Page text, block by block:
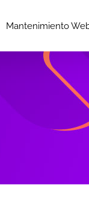
Mantenimiento